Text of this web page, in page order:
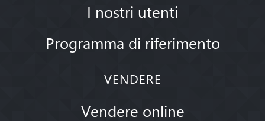
I nostri utenti
Programma di riferimento
VENDERE
Vendere online